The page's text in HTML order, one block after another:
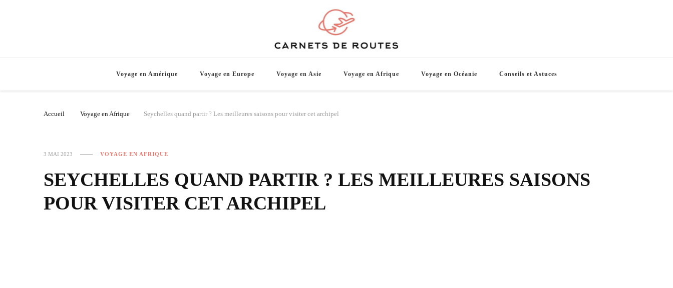
Carnets de Routes
Voyage en Amérique Voyage en Europe Voyage en Asie Voyage en Afrique Voyage en Océanie Conseils et Astuces
Accueil Voyage en Afrique Seychelles quand partir ? Les meilleures saisons pour visiter cet archipel
3 MAI 2023 VOYAGE EN AFRIQUE
SEYCHELLES QUAND PARTIR ? LES MEILLEURES SAISONS
POUR VISITER CET ARCHIPEL